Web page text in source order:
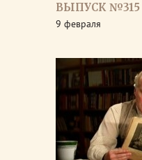
ВЫПУСК №315
9 февраля